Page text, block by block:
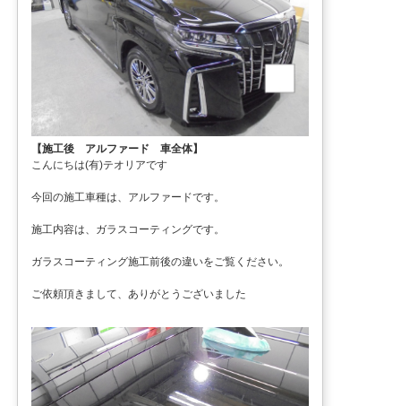
【施工後 アルファード 車全体】
こんにちは(有)テオリアです
今回の施工車種は、アルファードです。
施工内容は、ガラスコーティングです。
ガラスコーティング施工前後の違いをご覧ください。
ご依頼頂きまして、ありがとうございました